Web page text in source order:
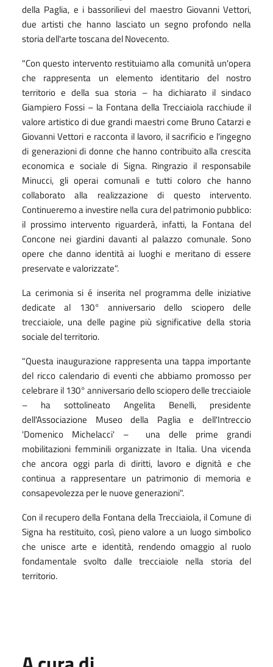
della Paglia, e i bassorilievi del maestro Giovanni Vettori,
due artisti che hanno lasciato un segno profondo nella
storia dell'arte toscana del Novecento.
"Con questo intervento restituiamo alla comunità un'opera
che rappresenta un elemento identitario del nostro
territorio e della sua storia – ha dichiarato il sindaco
Giampiero Fossi – la Fontana della Trecciaiola racchiude il
valore artistico di due grandi maestri come Bruno Catarzi e
Giovanni Vettori e racconta il lavoro, il sacrificio e l'ingegno
di generazioni di donne che hanno contribuito alla crescita
economica e sociale di Signa. Ringrazio il responsabile
Minucci, gli operai comunali e tutti coloro che hanno
collaborato alla realizzazione di questo intervento.
Continueremo a investire nella cura del patrimonio pubblico:
il prossimo intervento riguarderà, infatti, la Fontana del
Concone nei giardini davanti al palazzo comunale. Sono
opere che danno identità ai luoghi e meritano di essere
preservate e valorizzate".
La cerimonia si é inserita nel programma delle iniziative
dedicate al 130° anniversario dello sciopero delle
trecciaiole, una delle pagine più significative della storia
sociale del territorio.
"Questa inaugurazione rappresenta una tappa importante
del ricco calendario di eventi che abbiamo promosso per
celebrare il 130° anniversario dello sciopero delle trecciaiole
– ha sottolineato Angelita Benelli, presidente
dell'Associazione Museo della Paglia e dell'Intreccio
'Domenico Michelacci' – una delle prime grandi
mobilitazioni femminili organizzate in Italia. Una vicenda
che ancora oggi parla di diritti, lavoro e dignità e che
continua a rappresentare un patrimonio di memoria e
consapevolezza per le nuove generazioni".
Con il recupero della Fontana della Trecciaiola, il Comune di
Signa ha restituito, così, pieno valore a un luogo simbolico
che unisce arte e identità, rendendo omaggio al ruolo
fondamentale svolto dalle trecciaiole nella storia del
territorio.